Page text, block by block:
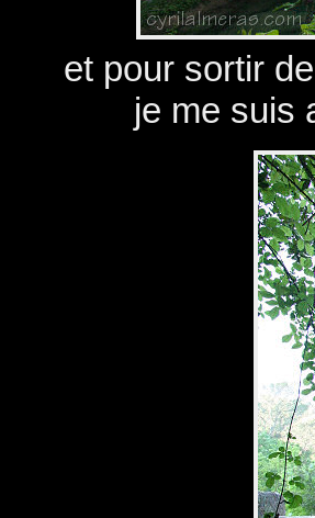
et pour sortir
je me suis